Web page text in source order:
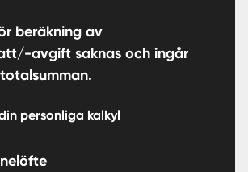
beräkning av
avgift saknas och ingår
personliga kalkyl